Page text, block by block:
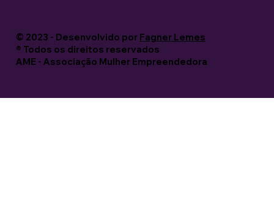
© 2023 - Desenvolvido por Fagner Lemes
®️ Todos os direitos reservados
AME - Associação Mulher Empreendedora